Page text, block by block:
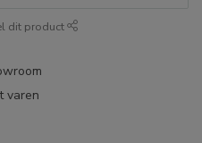
dit product
varen